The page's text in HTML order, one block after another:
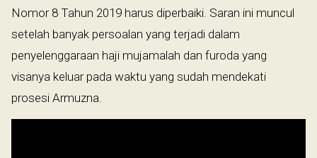
Nomor 8 Tahun 2019 harus diperbaiki. Saran ini muncul
setelah banyak persoalan yang terjadi dalam
penyelenggaraan haji mujamalah dan furoda yang
visanya keluar pada waktu yang sudah mendekati
prosesi Armuzna.